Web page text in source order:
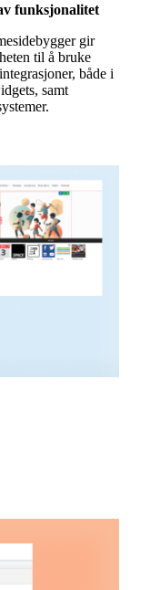
funksjonalitet
gir
til å bruke
både i
samt